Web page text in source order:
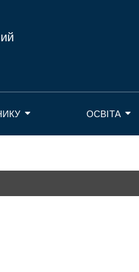
ОСВІТА